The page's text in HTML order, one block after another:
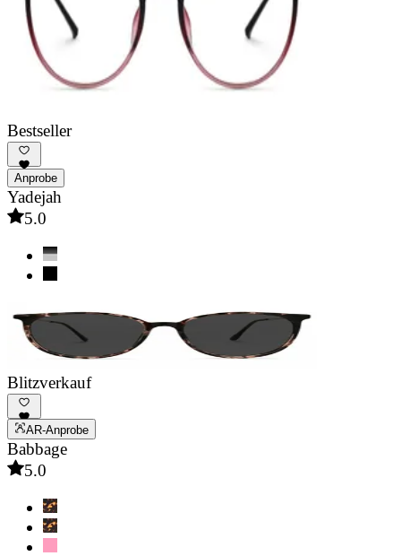
Bestseller
Anprobe
Yadejah
5.0
Blitzverkauf
AR-Anprobe
Babbage
5.0